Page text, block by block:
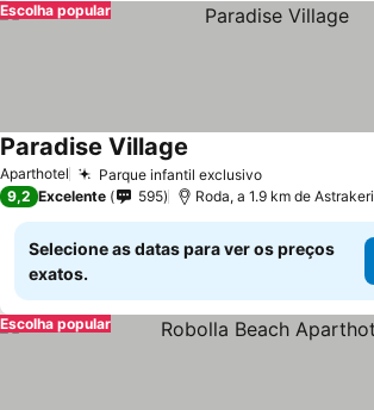
Escolha popular
Aparthotel Parque infantil exclusivoVer preços
Paradise Village
9,2 Excelente 595 Roda, a 1.9 km de Astrakeri
Selecione as datas para ver os preços
exatos.
Escolha popular